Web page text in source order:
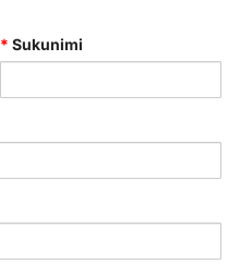
* Sukunimi